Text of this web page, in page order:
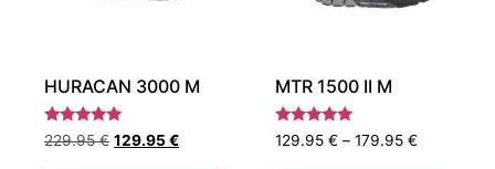
HURACAN 3000 M
Bewertet
mit
229.95€ 129.95€
MTR 1500 II M
Bewertet
mit
129.95 € – 179.95 €